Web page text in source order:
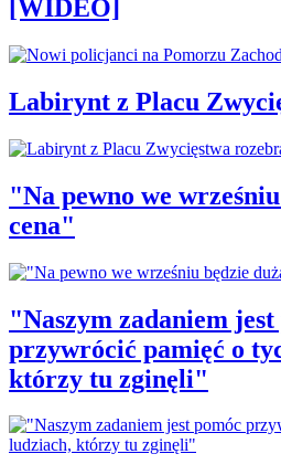
[WIDEO]
Labirynt z Placu
"Na pewno we
cena"
"Naszym zadaniem jest
przywrócić pamięć o
którzy tu zginęli"